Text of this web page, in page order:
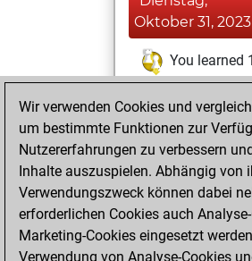
Oktober 31, 2023
You learned 1
positions
Dienstag, Mai
2023
You created
your Studies
Samstag,
Wir verwenden Cookies und
um bestimmte Funktionen zur
Nutzererfahrungen zu verbessern
Inhalte auszuspielen. Abhängig von
Verwendungszweck können dabei
erforderlichen Cookies auch
Marketing-Cookies eingesetzt
Verwendung von Analyse-Cookies